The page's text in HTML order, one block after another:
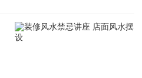
虎女孩往往能在秋季开学后，摸
从而将秋季学期变成学业主场。
流月与自身学习节律的配合，春